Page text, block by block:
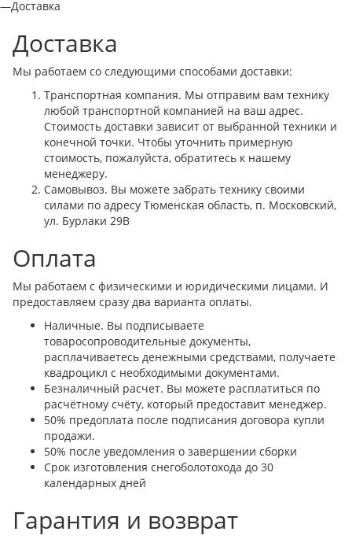
—Доставка
Доставка
Мы работаем со следующими способами доставки:
Транспортная компания. Мы отправим вам технику
любой транспортной компанией на ваш адрес.
Стоимость доставки зависит от выбранной техники и
конечной точки. Чтобы уточнить примерную
стоимость, пожалуйста, обратитесь к нашему
менеджеру.
Самовывоз. Вы можете забрать технику своими
силами по адресу Тюменская область, п. Московский,
ул. Бурлаки 29В
Оплата
Мы работаем с физическими и юридическими лицами. И
предоставляем сразу два варианта оплаты.
Наличные. Вы подписываете
товаросопроводительные документы,
расплачиваетесь денежными средствами, получаете
квадроцикл с необходимыми документами.
Безналичный расчет. Вы можете расплатиться по
расчётному счёту, который предоставит менеджер.
50% предоплата после подписания договора купли
продажи.
50% после уведомления о завершении сборки
Срок изготовления снегоболотохода до 30
календарных дней
Гарантия и возврат